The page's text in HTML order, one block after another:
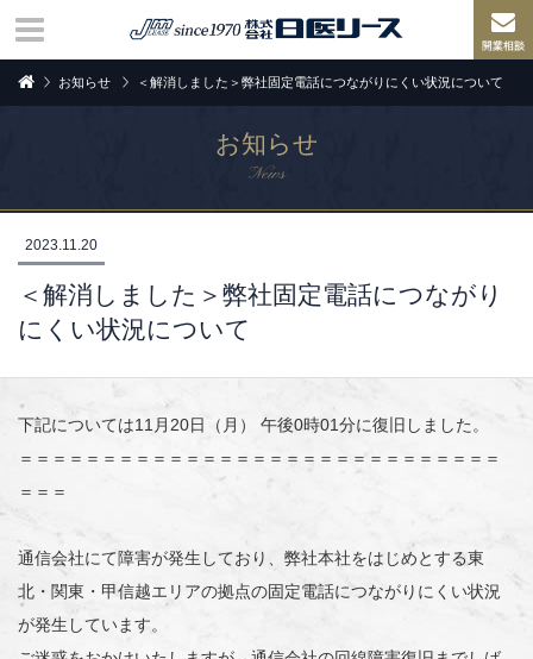
お知らせ ＜解消しました＞弊社固定電話につながりにくい状況について
お知らせ
News
2023.11.20
＜解消しました＞弊社固定電話につながり
にくい状況について
下記については11月20日（月） 午後0時01分に復旧しました。
＝＝＝＝＝＝＝＝＝＝＝＝＝＝＝＝＝＝＝＝＝＝＝＝＝＝＝＝＝
＝＝＝
通信会社にて障害が発生しており、弊社本社をはじめとする東
北・関東・甲信越エリアの拠点の固定電話につながりにくい状況
が発生しています。